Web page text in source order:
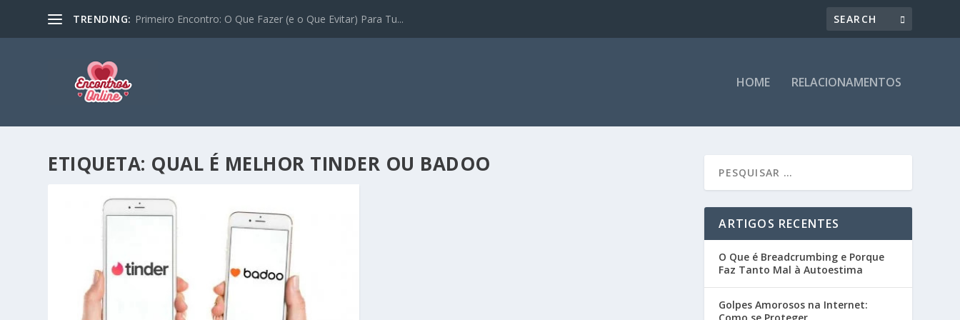
TRENDING: Primeiro Encontro: O Que Fazer (e o Que Evitar) Para Tu...
HOME RELACIONAMENTOS
ETIQUETA: QUAL É MELHOR TINDER OU BADOO
ARTIGOS RECENTES
O Que é Breadcrumbing e Porque
Faz Tanto Mal à Autoestima
Golpes Amorosos na Internet: